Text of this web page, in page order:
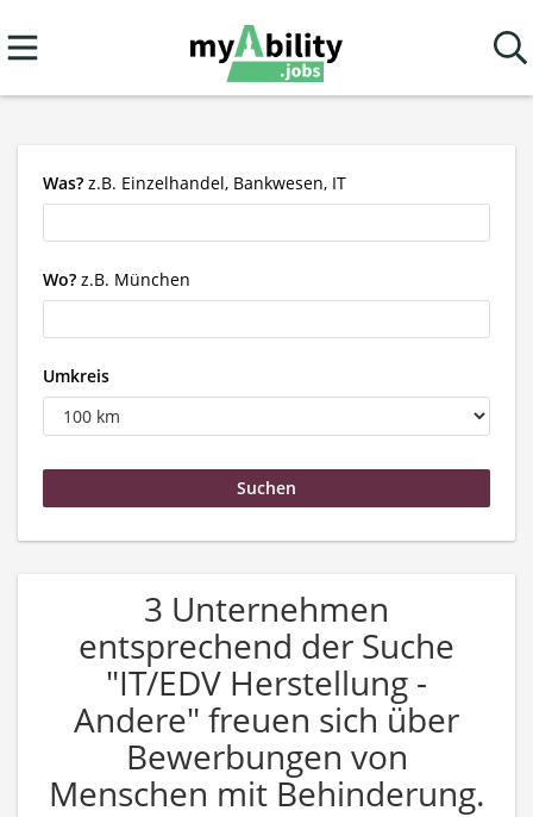
Was? z.B. Einzelhandel, Bankwesen, IT
Wo? z.B. München
Umkreis
3 Unternehmen
entsprechend der Suche
"IT/EDV Herstellung -
Andere" freuen sich über
Bewerbungen von
Menschen mit Behinderung.